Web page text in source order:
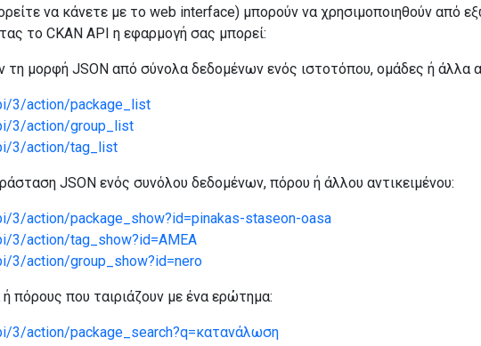
να κάνετε με το web interface) μπορούν να χρησιμοποιηθούν από
το CKAN API η εφαρμογή σας μπορεί:
τη μορφή JSON από σύνολα δεδομένων ενός ιστοτόπου, ομάδες ή άλλα
3/action/package_list
3/action/group_list
3/action/tag_list
JSON ενός συνόλου δεδομένων, πόρου ή άλλου αντικειμένου:
3/action/package_show?id=pinakas-staseon-oasa
3/action/tag_show?id=ΑΜΕΑ
3/action/group_show?id=nero
πόρους που ταιριάζουν με ένα ερώτημα:
3/action/package_search?q=κατανάλωση